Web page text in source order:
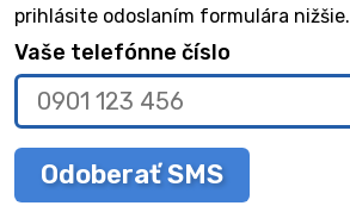
prihlásite odoslaním formulára nižšie.
Vaše telefónne číslo
Odoberať SMS